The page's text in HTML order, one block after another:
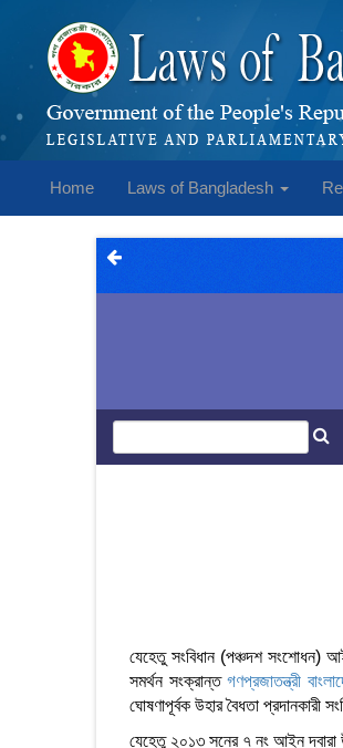
Home Laws of Bangladesh
যেহেতু সংবিধান (পঞ্চদশ সংশোধন)
সমর্থন সংক্রান্তগণপ্রজাতন্ত্রী
ঘোষণাপূর্বক উহার বৈধতা
যেহেতু ২০১৩ সনের ৭ নং আইন দ্বারা